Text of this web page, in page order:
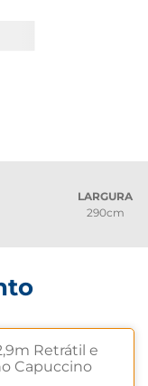
LARGURA
290cm
Retrátil e
Capuccino